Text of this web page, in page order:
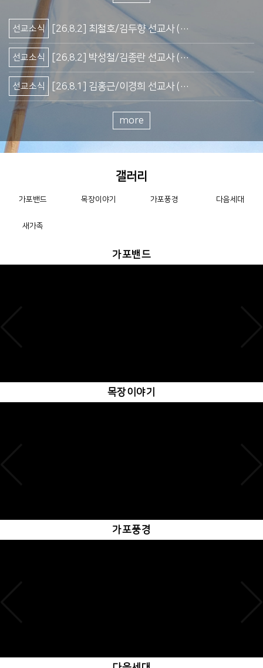
주보/소식 ▣ 2026.6.21 주보
주보/소식 ▣ 2026.6.14 주보
가포Band
말씀요약 [26.8.2 주일말씀요약-주보용]
가포Band 캄보디아 단기 선교는 축복입니다
목장이야기 로이스목장 이야기 (20260731)
가포Band
선교소식 [26.8.2] 최철호/김두향 선교사 (시에라리온)
선교소식 [26.8.2] 박성철/김종란 선교사 (말레이지아)
선교소식 [26.8.1] 김홍근/이경희 선교사 (독일)
선교소식
선교소식 [26.7.12] 김홍근/이경희 선교사 (독일)
선교소식 [26.7.1]최철호/김두향 선교사(시에라리온)
선교소식
more
갤러리
가포밴드 목장이야기 가포풍경 다음세대
새가족
가포밴드
목장이야기
가포풍경